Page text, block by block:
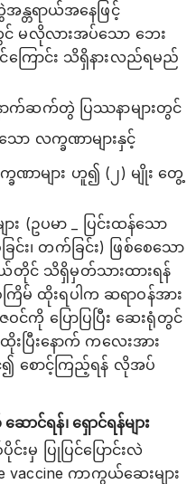
အန္တရာယ်အနေဖြင့်
မလိုလားအပ်သော ဘေး
ကြောင်း သိရှိနားလည်ရမည်
ာက်ဆက်တွဲ ပြဿနာများတွင်
ော လက္ခဏာများနှင့်
ခဏာများ ဟူ၍ (၂) မျိုး တွေ့
း (ဥပမာ _ ပြင်းထန်သော
င်း၊ တက်ခြင်း) ဖြစ်စေသော
င် သိရှိမှတ်သားထားရန်
မ် ထိုးရပါက ဆရာဝန်အား
ကို ပြောပြပြီး ဆေးရုံတွင်
ပြီးနောက် ကလေးအား
၍ စောင့်ကြည့်ရန် လိုအပ်
ာင်ရန်၊ ရှောင်ရန်များ
မှ ပြုပြင်ပြောင်းလဲ
ကာကွယ်ဆေးများ